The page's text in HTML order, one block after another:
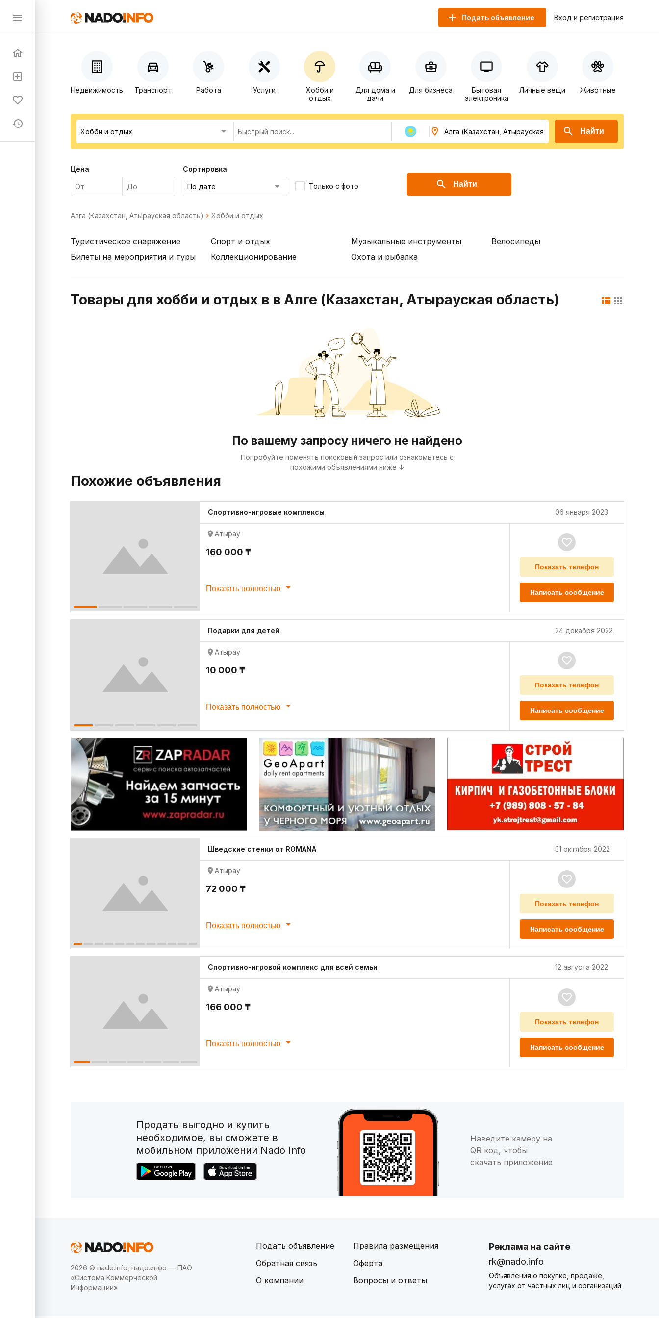
Подать объявление Вход и регистрация
Недвижимость Транспорт Работа Услуги
Хобби и
отдых
Для дома и
дачи
Для бизнеса
Бытовая
электроника
Личные вещи Животные
Найти
Цена Сортировка
Только с фото Найти
Алга (Казахстан, Атырауская область) Хобби и отдых
Туристическое снаряжение
Билеты на мероприятия и туры
Спорт и отдых
Коллекционирование
Музыкальные инструменты
Охота и рыбалка
Велосипеды
Товары для хобби и отдых в в Алге (Казахстан, Атырауская область)
По вашему запросу ничего не найдено
Попробуйте поменять поисковый запрос или ознакомьтесь с
похожими объявлениями ниже ↓
Похожие объявления
Спортивно-игровые комплексы 06 января 2023
Атырау
160 000 ₸
Показать полностью
Показать телефон
Написать сообщение
Подарки для детей 24 декабря 2022
Атырау
10 000 ₸
Показать полностью
Показать телефон
Написать сообщение
Шведские стенки от ROMANA 31 октября 2022
Атырау
72 000 ₸
Показать полностью
Показать телефон
Написать сообщение
Спортивно-игровой комплекс для всей семьи 12 августа 2022
Атырау
166 000 ₸
Показать полностью
Показать телефон
Написать сообщение
Продать выгодно и купить
необходимое, вы сможете в
мобильном приложении Nado Info
Наведите камеру на
QR код, чтобы
скачать приложение
2026 © nado.info, надо.инфо — ПАО
«Система Коммерческой
Информации»
Подать объявление
Обратная связь
О компании
Правила размещения
Оферта
Вопросы и ответы
Реклама на сайте
rk@nado.info
Объявления о покупке, продаже,
услугах от частных лиц и организаций